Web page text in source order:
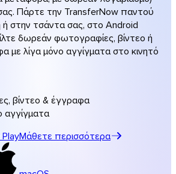
κλάδο
επωνυμία σας
Πάρτε την TransferNow παντού
ή στην τσάντα σας, στο Android
δωρεάν φωτογραφίες, βίντεο ή
με λίγα μόνο αγγίγματα στο κινητό
βίντεο & έγγραφα
αγγίγματα
Μάθετε περισσότερα